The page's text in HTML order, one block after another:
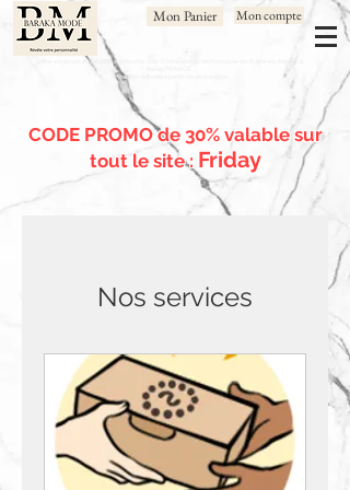
Mon Panier Mon compte
Offre en cours et valable sur tout le site : Livraison au tarif unique de 6.50e en Mondial
Livraison offerte à partir de 200 euros.
CODE PROMO de 30% valable sur
tout le site : Friday
Nos services